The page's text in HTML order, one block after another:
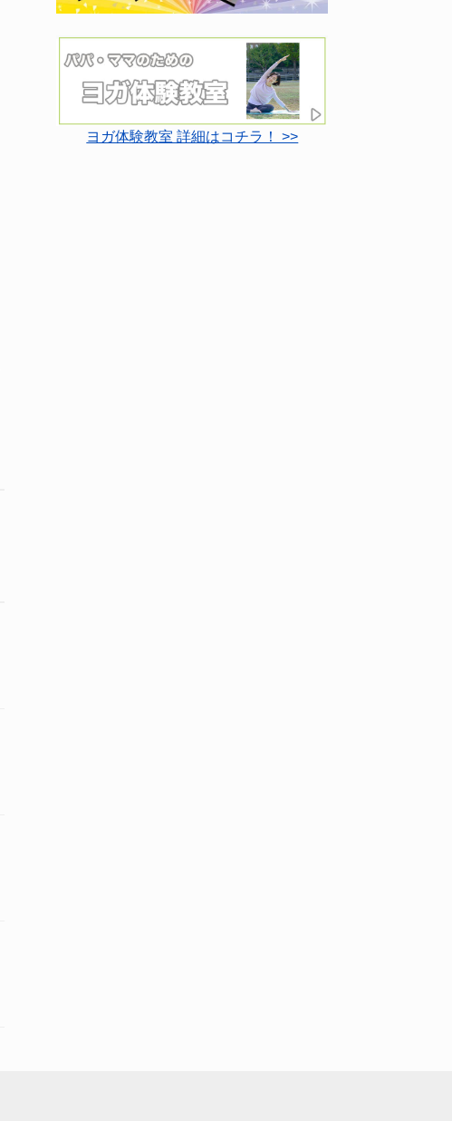
ヨガ体験教室 詳細はコチラ！ >>